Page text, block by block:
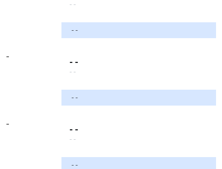
- -
- -
-
- -
- -
- -
-
- -
- -
- -